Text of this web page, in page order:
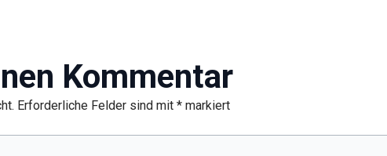
Kommentar
Erforderliche Felder sind mit * markiert